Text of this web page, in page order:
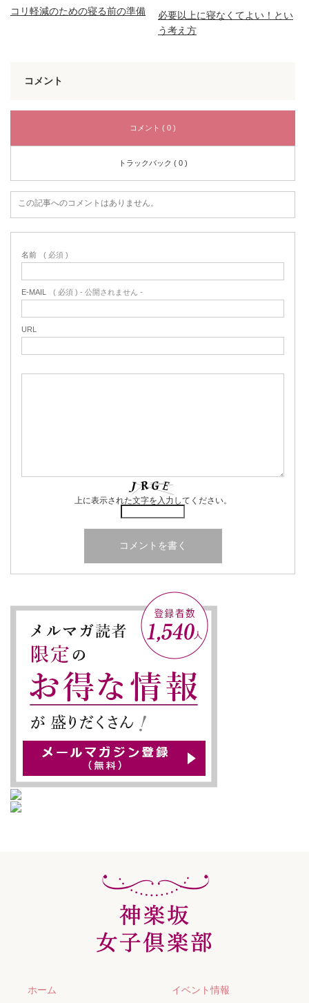
コリ軽減のための寝る前の準備
必要以上に寝なくてよい！とい
う考え方
コメント
コメント ( 0 )
トラックバック ( 0 )
この記事へのコメントはありません。
名前 ( 必須 )
E-MAIL ( 必須 ) - 公開されません -
URL
上に表示された文字を入力してください。
ホーム イベント情報